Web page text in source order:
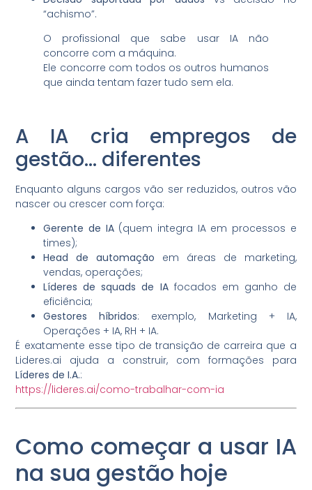
“achismo”.
O profissional que sabe usar IA não
concorre com a máquina.
Ele concorre com todos os outros humanos
que ainda tentam fazer tudo sem ela.
A IA cria empregos de
gestão… diferentes
Enquanto alguns cargos vão ser reduzidos, outros vão
nascer ou crescer com força:
Gerente de IA(quem integra IA em processos e
times);
Head de automação em áreas de marketing,
vendas, operações;
Líderes de squads de IAfocados em ganho de
eficiência;
Gestores híbridos: exemplo, Marketing + IA,
Operações + IA, RH + IA.
É exatamente esse tipo de transição de carreira que a
Lideres.ai ajuda a construir, com formações para
Líderes de I.A.:
https://lideres.ai/como-trabalhar-com-ia
Como começar a usar IA
na sua gestão hoje